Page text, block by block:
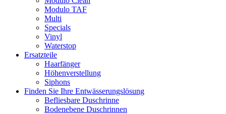
Modulo TAF
Multi
Specials
Vinyl
Waterstop
Ersatzteile
Haarfänger
Höhenverstellung
Siphons
Finden Sie Ihre Entwässerungslösung
Befliesbare Duschrinne
Bodenebene Duschrinnen